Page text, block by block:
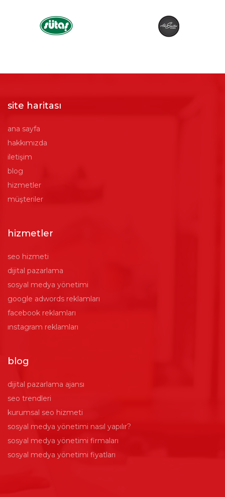
site haritası
ana sayfa
hakkımızda
iletişim
blog
hizmetler
müşteriler
hizmetler
seo hizmeti
dijital pazarlama
sosyal medya yönetimi
google adwords reklamları
facebook reklamları
ınstagram reklamları
blog
dijital pazarlama ajansı
seo trendleri
kurumsal seo hizmeti
sosyal medya yönetimi nasıl yapılır?
sosyal medya yönetimi firmaları
sosyal medya yönetimi fiyatları